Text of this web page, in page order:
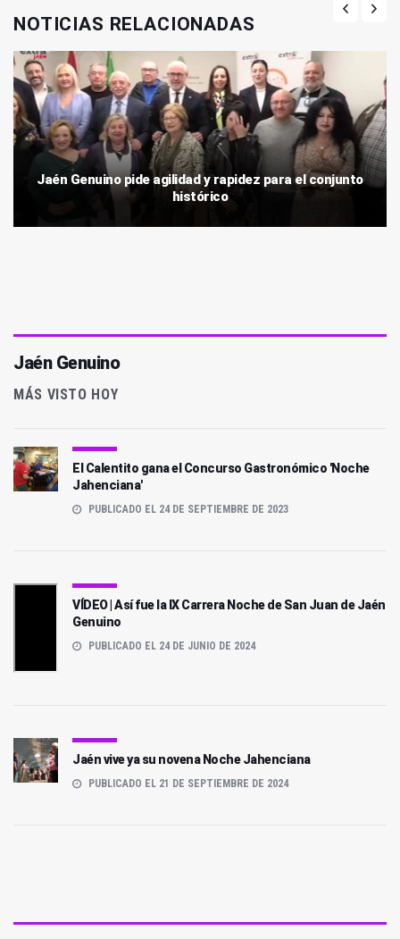
NOTICIAS RELACIONADAS
Jaén Genuino pide agilidad y rapidez para el conjunto
histórico
Jaén Genuino
MÁS VISTO HOY
El Calentito gana el Concurso Gastronómico 'Noche
Jahenciana'
PUBLICADO EL 24 DE SEPTIEMBRE DE 2023
VÍDEO | Así fue la IX Carrera Noche de San Juan de Jaén
Genuino
PUBLICADO EL 24 DE JUNIO DE 2024
Jaén vive ya su novena Noche Jahenciana
PUBLICADO EL 21 DE SEPTIEMBRE DE 2024